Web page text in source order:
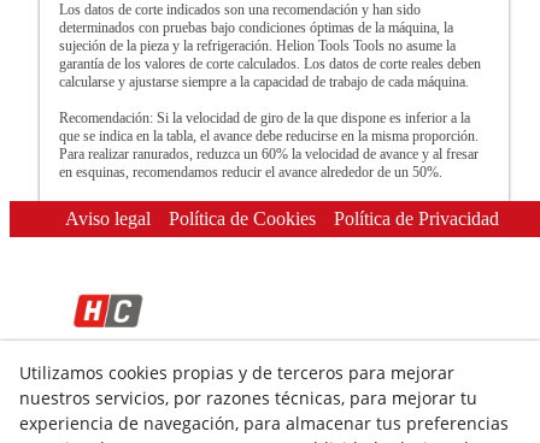
Los datos de corte indicados son una recomendación y han sido
determinados con pruebas bajo condiciones óptimas de la máquina, la
sujeción de la pieza y la refrigeración. Helion Tools Tools no asume la
garantía de los valores de corte calculados. Los datos de corte reales deben
calcularse y ajustarse siempre a la capacidad de trabajo de cada máquina.
Recomendación: Si la velocidad de giro de la que dispone es inferior a la
que se indica en la tabla, el avance debe reducirse en la misma proporción.
Para realizar ranurados, reduzca un 60% la velocidad de avance y al fresar
en esquinas, recomendamos reducir el avance alrededor de un 50%.
Aviso legal Política de Cookies Política de Privacidad
© 08/2026 HELION TOOLS S.L. - Todos los derechos
reservados.
Utilizamos cookies propias y de terceros para mejorar
nuestros servicios, por razones técnicas, para mejorar tu
experiencia de navegación, para almacenar tus preferencias